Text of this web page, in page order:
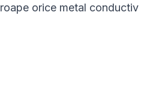
orice metal conductiv